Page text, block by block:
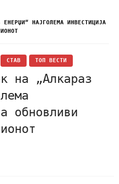
НАЈГОЛЕМА ИНВЕСТИЦИЈА
СТАВ ТОП ВЕСТИ
на „Алкараз
обновливи